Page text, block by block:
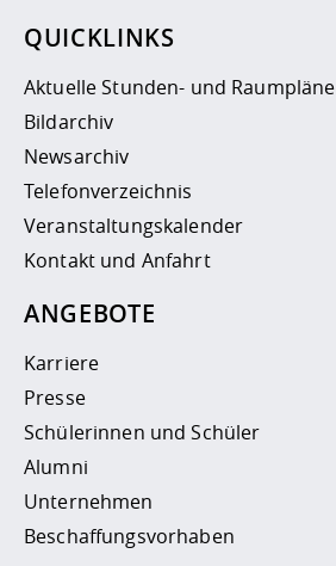
QUICKLINKS
Aktuelle Stunden- und Raumpläne
Bildarchiv
Newsarchiv
Telefonverzeichnis
Veranstaltungskalender
Kontakt und Anfahrt
ANGEBOTE
Karriere
Presse
Schülerinnen und Schüler
Alumni
Unternehmen
Beschaffungsvorhaben